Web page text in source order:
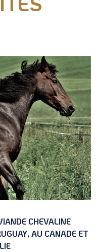
CHEVALINE
AU CANADE ET